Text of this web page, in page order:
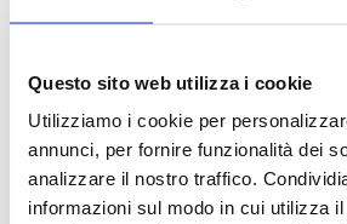
Questo sito web utilizza i cookie
Utilizziamo i cookie per
annunci, per fornire funzionalità dei
analizzare il nostro traffico.
informazioni sul modo in cui utilizza
AGOSTO 2026